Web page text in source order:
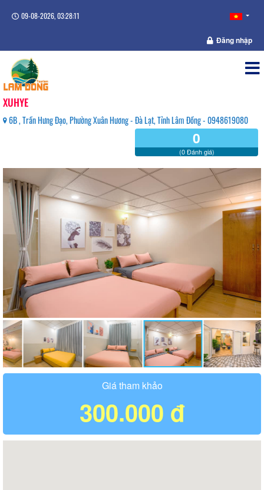
09-08-2026, 03:28:12
Đăng nhập
XUHYE
6B , Trần Hưng Đạo, Phường Xuân Hương - Đà Lạt, Tỉnh Lâm Đồng - 0948619080
0
(0 Đánh giá)
Giá tham khảo
300.000 đ